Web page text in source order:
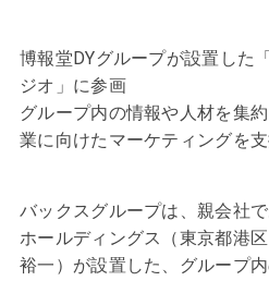
博報堂DYグループが設置した
ジオ」に参画
グループ内の情報や人材を集
業に向けたマーケティングを
バックスグループは、親会社
ホールディングス（東京都港
裕一）が設置した、グループ